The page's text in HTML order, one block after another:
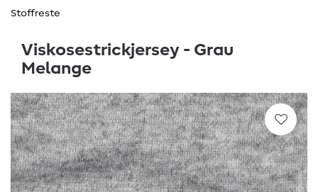
Stoffreste
Viskosestrickjersey - Grau
Melange